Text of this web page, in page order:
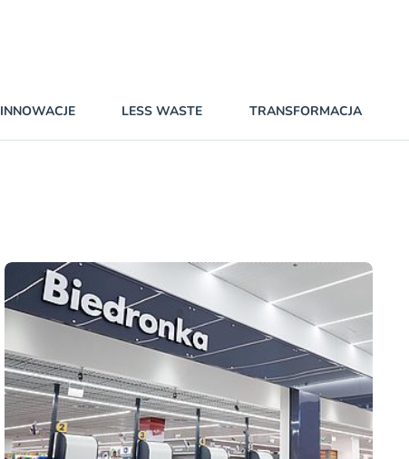
INNOWACJE LESS WASTE TRANSFORMACJA